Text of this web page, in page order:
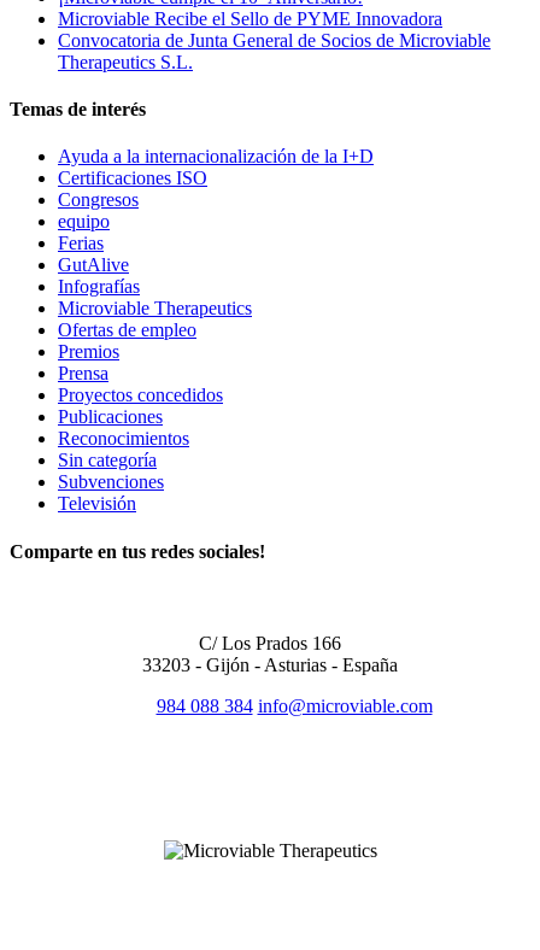
Microviable Recibe el Sello de PYME Innovadora
Convocatoria de Junta General de Socios de Microviable
Therapeutics S.L.
Temas de interés
Ayuda a la internacionalización de la I+D
Certificaciones ISO
Congresos
equipo
Ferias
GutAlive
Infografías
Microviable Therapeutics
Ofertas de empleo
Premios
Prensa
Proyectos concedidos
Publicaciones
Reconocimientos
Sin categoría
Subvenciones
Televisión
Comparte en tus redes sociales!
C/ Los Prados 166
33203 - Gijón - Asturias - España
984 088 384 info@microviable.com